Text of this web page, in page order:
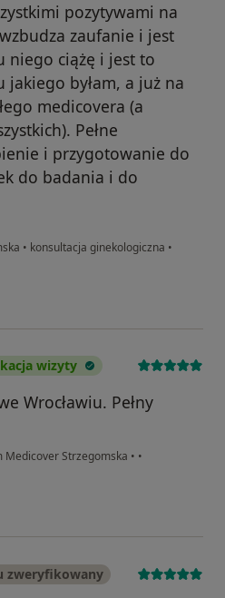
pozytywami na
zaufanie i jest
niego ciążę i jest to
byłam, a już na
medicovera (a
Pełne
i przygotowanie do
do badania i do
• konsultacja ginekologiczna •
wizyty
Wrocławiu. Pełny
Medicover Strzegomska • •
zweryfikowany